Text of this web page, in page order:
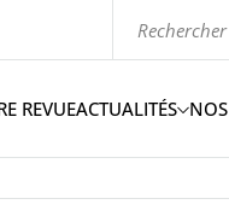
REVUEACTUALITÉS